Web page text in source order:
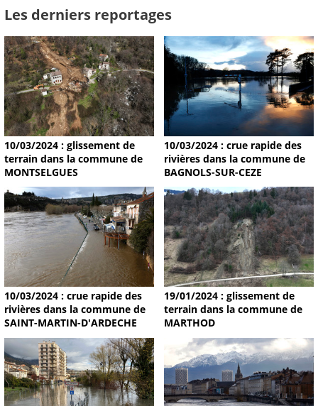
Les derniers reportages
10/03/2024 : glissement de
terrain dans la commune de
MONTSELGUES
10/03/2024 : crue rapide des
rivières dans la commune de
BAGNOLS-SUR-CEZE
10/03/2024 : crue rapide des
rivières dans la commune de
SAINT-MARTIN-D'ARDECHE
19/01/2024 : glissement de
terrain dans la commune de
MARTHOD